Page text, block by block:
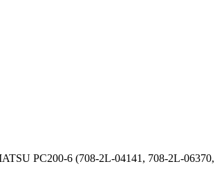
PC200-6 (708-2L-04141, 708-2L-